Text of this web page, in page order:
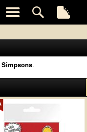
Simpsons.